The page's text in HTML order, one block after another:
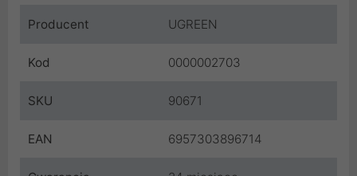
Producent UGREEN
Kod 0000002703
SKU 90671
EAN 6957303896714